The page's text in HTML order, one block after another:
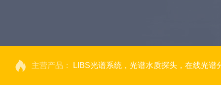
主营产品： LIBS光谱系统，光谱水质探头，在线光谱分析，高光谱相机，量子效